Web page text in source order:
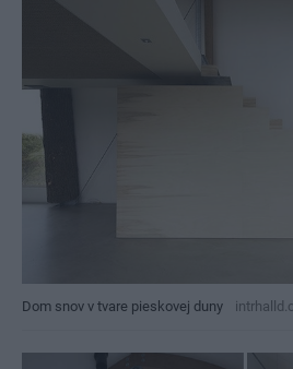
Dom snov v tvare pieskovej duny